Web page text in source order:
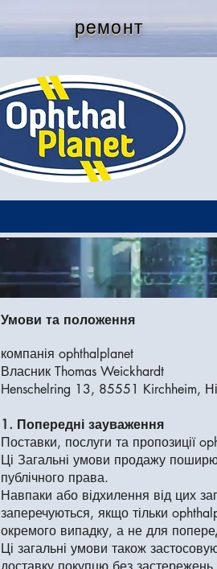
ремонт
Умови та положення
компанія ophthalplanet
Власник Thomas Weickhardt
Henschelring 13, 85551 Kirchheim,
1. Попередні зауваження
Поставки, послуги та пропозиції
Ці Загальні умови продажу
публічного права.
Навпаки або відхилення від цих
заперечуються, якщо тільки
окремого випадку, а не для
Ці загальні умови також